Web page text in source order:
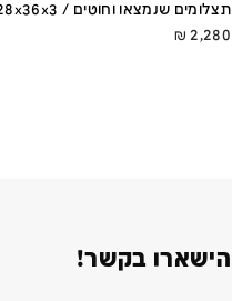
תצלומים שנמצאו וחוטים / 28x36x3 ס''מ
2,280
₪
הישארו בקשר!